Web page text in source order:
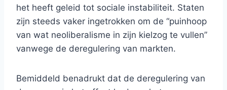
het heeft geleid tot sociale instabiliteit. Staten
zijn steeds vaker ingetrokken om de “puinhoop
van wat neoliberalisme in zijn kielzog te vullen”
vanwege de deregulering van markten.
Bemiddeld benadrukt dat de deregulering van